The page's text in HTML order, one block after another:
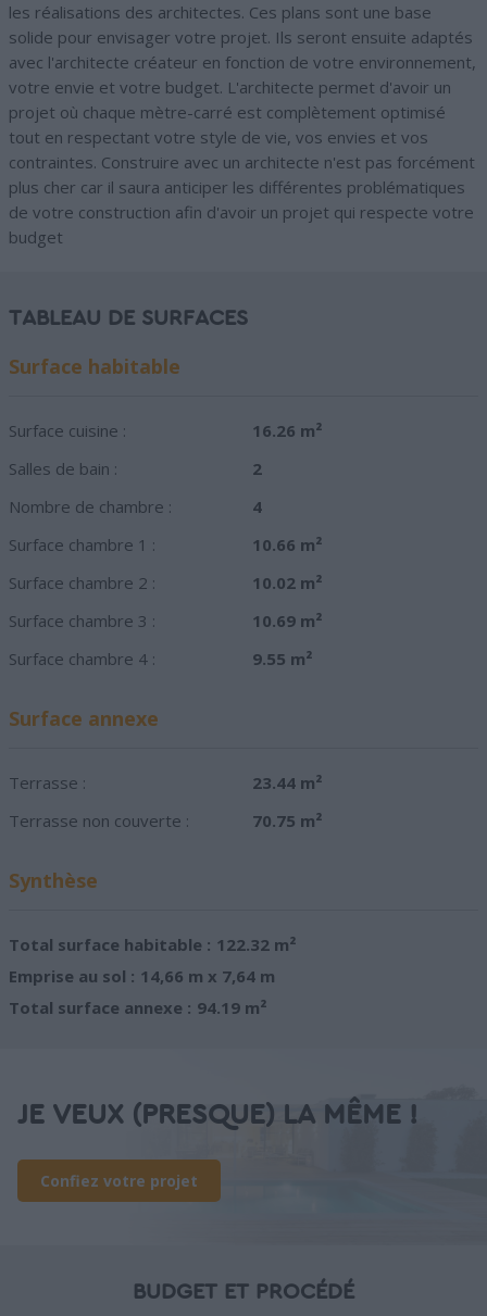
les réalisations des architectes. Ces plans sont une base
solide pour envisager votre projet. Ils seront ensuite adaptés
avec l'architecte créateur en fonction de votre environnement,
votre envie et votre budget. L'architecte permet d'avoir un
projet où chaque mètre-carré est complètement optimisé
tout en respectant votre style de vie, vos envies et vos
contraintes. Construire avec un architecte n'est pas forcément
plus cher car il saura anticiper les différentes problématiques
de votre construction afin d'avoir un projet qui respecte votre
budget
TABLEAU DE SURFACES
Surface habitable
Surface cuisine :
16.26 m²
Salles de bain :
2
Nombre de chambre :
4
Surface chambre 1 :
10.66 m²
Surface chambre 2 :
10.02 m²
Surface chambre 3 :
10.69 m²
Surface chambre 4 :
9.55 m²
Surface annexe
Terrasse :
23.44 m²
Terrasse non couverte :
70.75 m²
Synthèse
Total surface habitable : 122.32 m²
Emprise au sol : 14,66 m x 7,64 m
Total surface annexe : 94.19 m²
JE VEUX (PRESQUE) LA MÊME !
Confiez votre projet
BUDGET ET PROCÉDÉ